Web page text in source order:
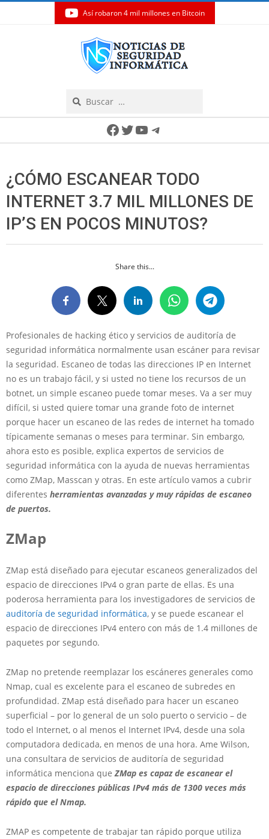
Así robaron 4 mil millones en Bitcoin
Facebook
Twitter
YouTube
Telegram
¿CÓMO ESCANEAR TODO
INTERNET 3.7 MIL MILLONES DE
IP’S EN POCOS MINUTOS?
Share this...
Profesionales de hacking ético y servicios de auditoría de
seguridad informática normalmente usan escáner para revisar
la seguridad. Escaneo de todas las direcciones IP en Internet
no es un trabajo fácil, y si usted no tiene los recursos de un
botnet, un simple escaneo puede tomar meses. Va a ser muy
difícil, si usted quiere tomar una grande foto de internet
porque hacer un escaneo de las redes de internet ha tomado
típicamente semanas o meses para terminar. Sin embargo,
ahora esto es posible, explica expertos de servicios de
seguridad informática con la ayuda de nuevas herramientas
como ZMap, Masscan y otras. En este artículo vamos a cubrir
diferentes herramientas avanzadas y muy rápidas de escaneo
de puertos.
ZMap
ZMap está diseñado para ejecutar escaneos generalizados del
espacio de direcciones IPv4 o gran parte de ellas. Es una
poderosa herramienta para los investigadores de servicios de
auditoría de seguridad informática, y se puede escanear el
espacio de direcciones IPv4 entero con más de 1.4 millones de
paquetes por segundo.
ZMap no pretende reemplazar los escáneres generales como
Nmap, cual es excelente para el escaneo de subredes en
profundidad. ZMap está diseñado para hacer un escaneo
superficial – por lo general de un solo puerto o servicio – de
todo el Internet, o al menos el Internet IPv4, desde una sola
computadora dedicada, en menos de una hora. Ame Wilson,
una consultara de servicios de auditoría de seguridad
informática menciona queZMap es capaz de escanear el
espacio de direcciones públicas IPv4 más de 1300 veces más
rápido que el Nmap.
ZMAP es competente de trabajar tan rápido porque utiliza